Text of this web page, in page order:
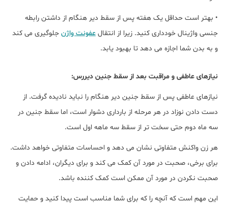
• بهتر است حداقل یک هفته پس از سقط دیر هنگام از داشتن رابطه
جنسی واژینال خودداری کنید. زیرا از انتقال عفونت واژن جلوگیری می کند
و به بدن شما اجازه می دهد تا بهبود یابد.
نیازهای عاطفی و مراقبت بعد از سقط جنین دیررس:
نیازهای عاطفی پس از سقط جنین دیر هنگام را نباید نادیده گرفت. از
دست دادن نوزاد در هر مرحله از بارداری دشوار است، اما سقط جنین در
سه ماه دوم حتی سخت تر از سقط سه ماهه اول است.
هر زن واکنش متفاوتی نشان می دهد و احساسات متفاوتی خواهد داشت.
برای برخی، صحبت در مورد آن کمک می کند و برای دیگران، ادامه دادن و
صحبت نکردن در مورد آن ممکن است کمک کننده باشد.
این مهم است که آنچه را که برای شما مناسب است پیدا کنید و حمایت